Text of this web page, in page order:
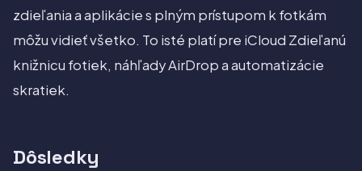
zdieľania a aplikácie s plným prístupom k fotkám
môžu vidieť všetko. To isté platí pre iCloud Zdieľanú
knižnicu fotiek, náhľady AirDrop a automatizácie
skratiek.
Dôsledky